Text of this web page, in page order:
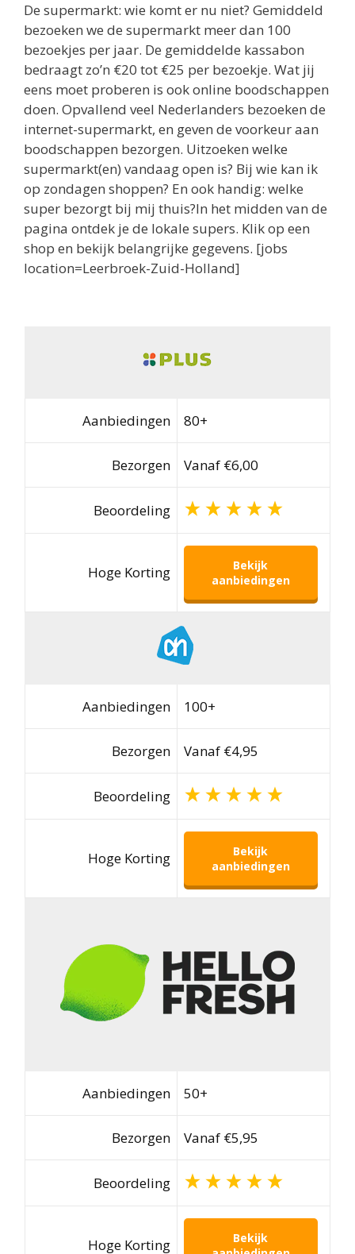
De supermarkt: wie komt er nu niet? Gemiddeld
bezoeken we de supermarkt meer dan 100
bezoekjes per jaar. De gemiddelde kassabon
bedraagt zo’n €20 tot €25 per bezoekje. Wat jij
eens moet proberen is ook online boodschappen
doen. Opvallend veel Nederlanders bezoeken de
internet-supermarkt, en geven de voorkeur aan
boodschappen bezorgen. Uitzoeken welke
supermarkt(en) vandaag open is? Bij wie kan ik
op zondagen shoppen? En ook handig: welke
super bezorgt bij mij thuis?In het midden van de
pagina ontdek je de lokale supers. Klik op een
shop en bekijk belangrijke gegevens. [jobs
location=Leerbroek-Zuid-Holland]
Aanbiedingen 80+
Bezorgen Vanaf €6,00
Beoordeling
Hoge Korting
Bekijk
aanbiedingen
Aanbiedingen 100+
Bezorgen Vanaf €4,95
Beoordeling
Hoge Korting
Bekijk
aanbiedingen
Aanbiedingen 50+
Bezorgen Vanaf €5,95
Beoordeling
Hoge Korting
Bekijk